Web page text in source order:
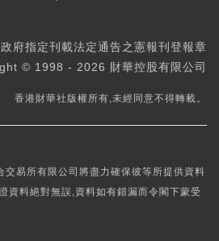
府指定刊載法定通告之憲報刊登報章
© 1998 - 2026 財華控股有限公司
香港財華社版權所有,未經同意不得轉載。
交易所有限公司將盡力確保彼等所提供資料
資料絕對無誤,資料如有錯漏而令閣下蒙受